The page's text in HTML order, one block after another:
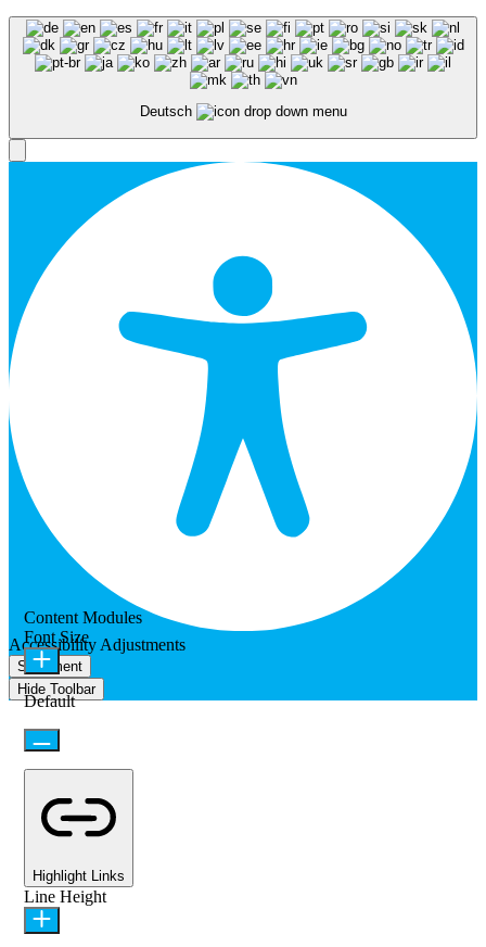
Deutsch
Accessibility Adjustments
Statement
Hide Toolbar
Content Modules
Font Size
Default
Highlight Links
Line Height